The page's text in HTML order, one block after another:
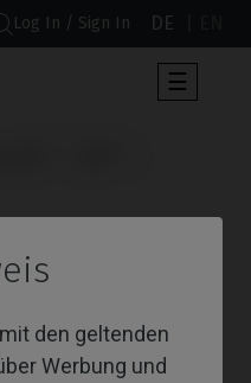
den geltenden
Werbung und
Log In / Sign In DE
der
☰